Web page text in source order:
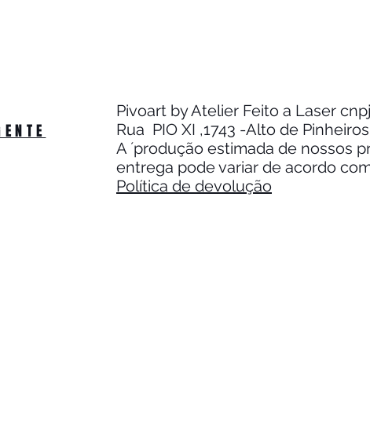
Pivoart by Atelier Feito a Laser
Rua PIO XI ,1743 -Alto de
A ´produção estimada de nossos
entrega pode variar de acordo
Política de devolução